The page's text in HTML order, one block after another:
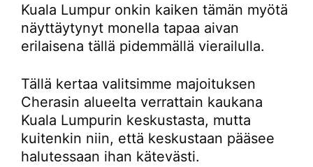
Kuala Lumpur onkin kaiken tämän myötä
näyttäytynyt monella tapaa aivan
erilaisena tällä pidemmällä vierailulla.
Tällä kertaa valitsimme majoituksen
Cherasin alueelta verrattain kaukana
Kuala Lumpurin keskustasta, mutta
kuitenkin niin, että keskustaan pääsee
halutessaan ihan kätevästi.